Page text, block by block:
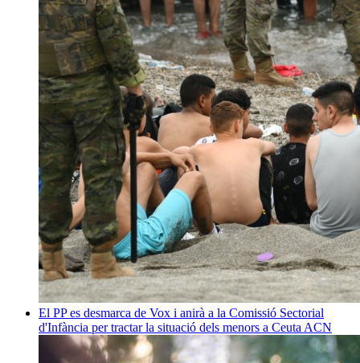
El PP es desmarca de Vox i anirà a la Comissió Sectorial
d'Infància per tractar la situació dels menors a Ceuta ACN